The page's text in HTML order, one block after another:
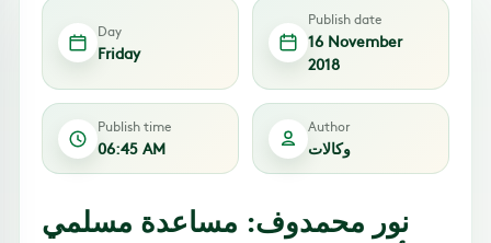
Day
Friday
Publish date
16 November
2018
Publish time
06:45 AM
Author
وكالات
نور محمدوف: مساعدة مسلمي